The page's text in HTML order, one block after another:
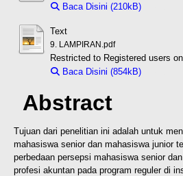
Baca Disini (210kB)
Text
9. LAMPIRAN.pdf
Restricted to Registered users
Baca Disini (854kB)
Abstract
Tujuan dari penelitian ini adalah untuk
mahasiswa senior dan mahasiswa junior
perbedaan persepsi mahasiswa senior
profesi akuntan pada program reguler di